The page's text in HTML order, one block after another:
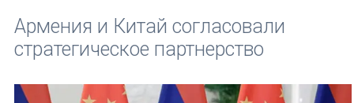
Армения и Китай согласовали
стратегическое партнерство